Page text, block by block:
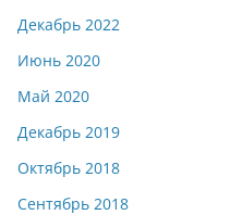
Декабрь 2022
Июнь 2020
Май 2020
Декабрь 2019
Октябрь 2018
Сентябрь 2018